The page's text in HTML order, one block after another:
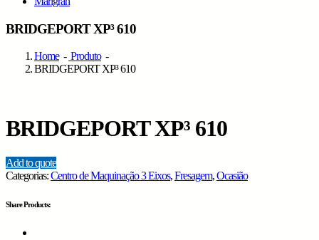
BRIDGEPORT XP³ 610
Home- Produto-
BRIDGEPORT XP³ 610
BRIDGEPORT XP³ 610
Add to quote
Categorias:Centro de Maquinação 3 Eixos,Fresagem,Ocasião
Share Products: